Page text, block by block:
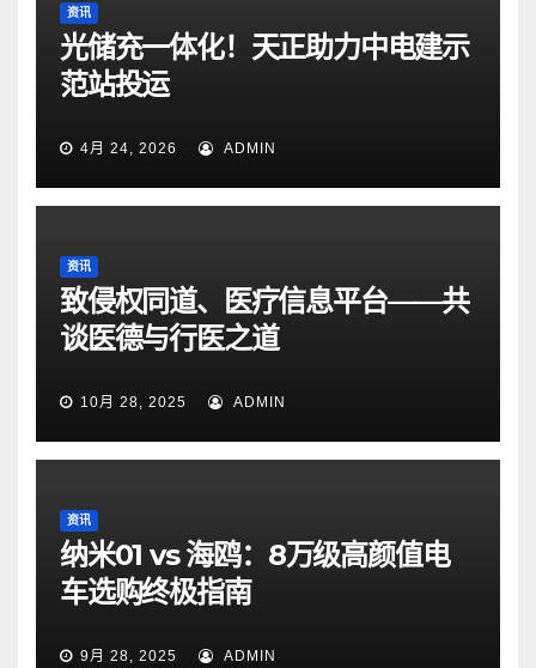
资讯
光储充一体化！天正助力中电建示
范站投运
4月 24, 2026 ADMIN
资讯
致侵权同道、医疗信息平台——共
谈医德与行医之道
10月 28, 2025 ADMIN
资讯
纳米01 vs 海鸥：8万级高颜值电
车选购终极指南
9月 28, 2025 ADMIN